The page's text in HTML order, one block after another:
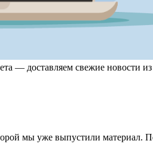
— доставляем свежие
мы уже выпустили